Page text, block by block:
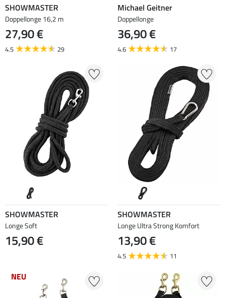
SHOWMASTER
Doppellonge 16,2 m
27,90 €
4.5 29
Michael Geitner
Doppellonge
36,90 €
4.6 17
SHOWMASTER
Longe Soft
15,90 €
SHOWMASTER
Longe Ultra Strong Komfort
13,90 €
4.5 11
NEU